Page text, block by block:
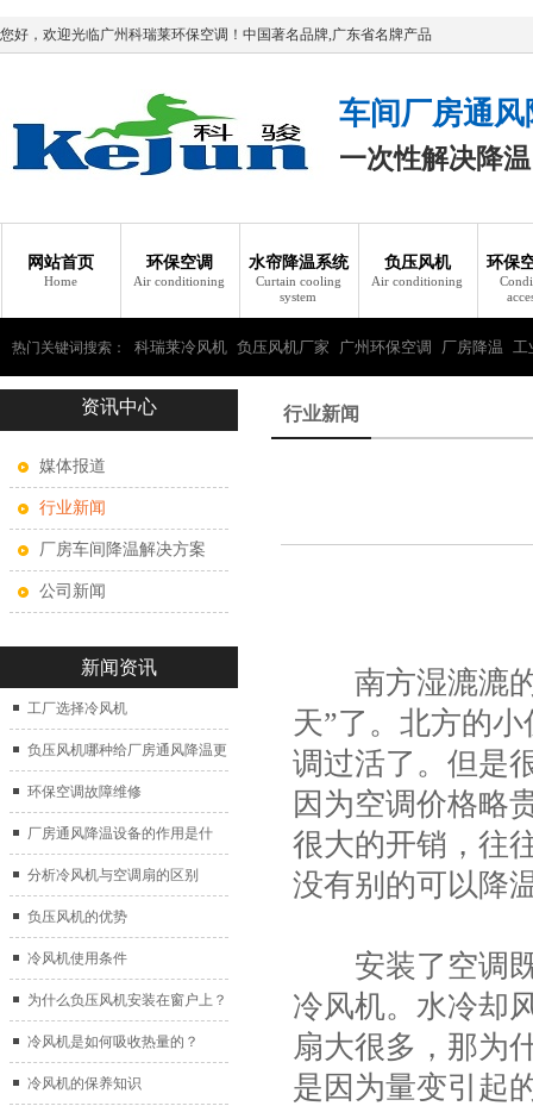
您好，欢迎光临广州科瑞莱环保空调！中国著名品牌,广东省名牌产品
车间厂房通
一次性解决降
网站首页
Home
环保空调
Air conditioning
水帘降温系统
Curtain cooling
system
负压风机
Air conditioning
环保
热门关键词搜索： 科瑞莱冷风机 负压风机厂家 广州环保空调 厂房降温 工
瑞莱环保空调资讯中心
媒体报道
行业新闻
厂房车间降温解决方案
公司新闻
新闻资讯
工厂选择冷风机
负压风机哪种给厂房通风降温更
好？
环保空调故障维修
厂房通风降温设备的作用是什
么？
分析冷风机与空调扇的区别
负压风机的优势
冷风机使用条件
为什么负压风机安装在窗户上？
冷风机是如何吸收热量的？
冷风机的保养知识
行业新闻
南方湿漉漉的
天”了。北方的
调过活了。但是
因为空调价格略
很大的开销，往
没有别的可以降
安装了空调既
冷风机。水冷却
扇大很多，那为
是因为量变引起